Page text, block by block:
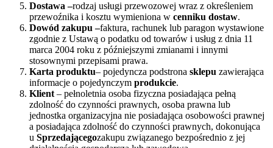
Dostawa –rodzaj usługi przewozowej wraz z określeniem
przewoźnika i kosztu wymieniona w cenniku dostaw.
Dowód zakupu –faktura, rachunek lub paragon wystawione
zgodnie z Ustawą o podatku od towarów i usług z dnia 11
marca 2004 roku z późniejszymi zmianami i innymi
stosownymi przepisami prawa.
Karta produktu– pojedyncza podstrona sklepu zawierająca
informacje o pojedynczym produkcie.
Klient– pełnoletnia osoba fizyczna posiadająca pełną
zdolność do czynności prawnych, osoba prawna lub
jednostka organizacyjna nie posiadająca osobowości prawnej
a posiadająca zdolność do czynności prawnych, dokonująca
u Sprzedającegozakupu związanego bezpośrednio z jej